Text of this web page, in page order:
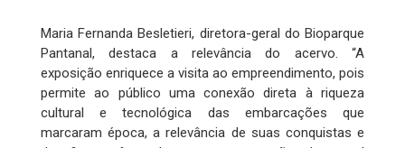
Maria Fernanda Besletieri, diretora-geral do Bioparque
Pantanal, destaca a relevância do acervo. “A
exposição enriquece a visita ao empreendimento, pois
permite ao público uma conexão direta à riqueza
cultural e tecnológica das embarcações que
marcaram época, a relevância de suas conquistas e